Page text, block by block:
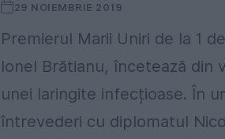
29 NOIEMBRIE 2019
Premierul Marii Uniri de la 1
Ionel Brătianu, încetează din
unei laringite infecțioase. În
întrevederi cu diplomatul